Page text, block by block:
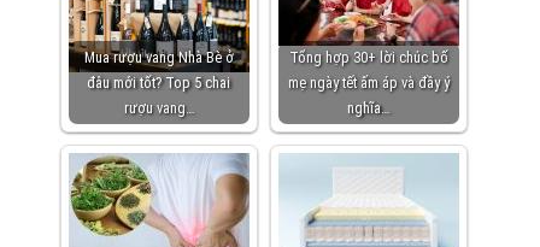
Mua rượu vang Nhà Bè ở
đâu mới tốt? Top 5 chai
rượu vang…
Tổng hợp 30+ lời chúc bố
mẹ ngày tết ấm áp và đầy ý
nghĩa…